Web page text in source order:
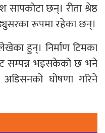
सापकोटा छन्। रीता श्रेष्ठ
रूपमा रहेका छन्।
हुन्। निर्माण टिमका
सम्पन्न भइसकेको छ भने
घोषणा गरिने